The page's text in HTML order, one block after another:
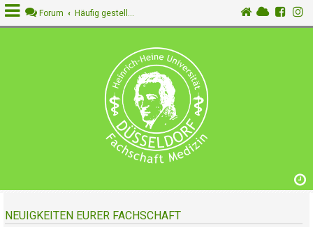
R
Forum Häufig gestellte Fragen
NEUIGKEITEN EURER FACHSCHAFT